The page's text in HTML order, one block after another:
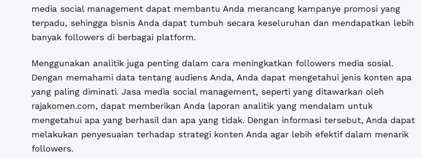
media social management dapat membantu Anda merancang kampanye promosi yang
terpadu, sehingga bisnis Anda dapat tumbuh secara keseluruhan dan mendapatkan lebih
banyak followers di berbagai platform.
Menggunakan analitik juga penting dalam cara meningkatkan followers media sosial.
Dengan memahami data tentang audiens Anda, Anda dapat mengetahui jenis konten apa
yang paling diminati. Jasa media social management, seperti yang ditawarkan oleh
rajakomen.com, dapat memberikan Anda laporan analitik yang mendalam untuk
mengetahui apa yang berhasil dan apa yang tidak. Dengan informasi tersebut, Anda dapat
melakukan penyesuaian terhadap strategi konten Anda agar lebih efektif dalam menarik
followers.